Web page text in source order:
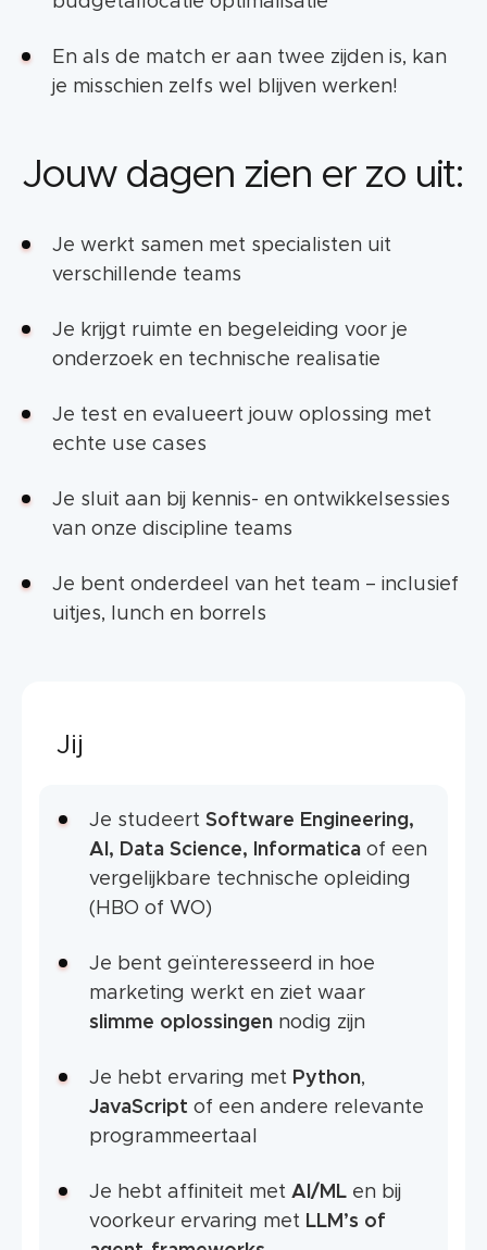
En als de match er aan twee zijden is, kan
je misschien zelfs wel blijven werken!
Jouw dagen zien er zo uit:
Je werkt samen met specialisten uit
verschillende teams
Je krijgt ruimte en begeleiding voor je
onderzoek en technische realisatie
Je test en evalueert jouw oplossing met
echte use cases
Je sluit aan bij kennis- en ontwikkelsessies
van onze discipline teams
Je bent onderdeel van het team – inclusief
uitjes, lunch en borrels
Jij
Je studeert Software Engineering,
AI, Data Science, Informatica of een
vergelijkbare technische opleiding
(HBO of WO)
Je bent geïnteresseerd in hoe
marketing werkt en ziet waar
slimme oplossingen nodig zijn
Je hebt ervaring met Python,
JavaScript of een andere relevante
programmeertaal
Je hebt affiniteit met AI/ML en bij
voorkeur ervaring met LLM’s of